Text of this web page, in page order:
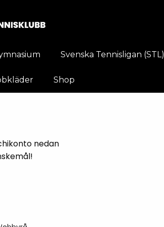
Svenska Tennisligan (STL)
Shop
nedan